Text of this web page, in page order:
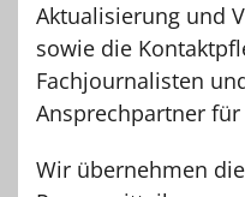
Aktualisierung und
sowie die
Fachjournalisten
Ansprechpartner
Wir übernehmen